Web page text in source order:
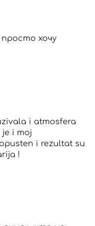
просто хочу
i atmosfera
i moj
i rezultat su
!